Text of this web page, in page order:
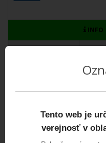
INFO
Tento web je
verejnosť v